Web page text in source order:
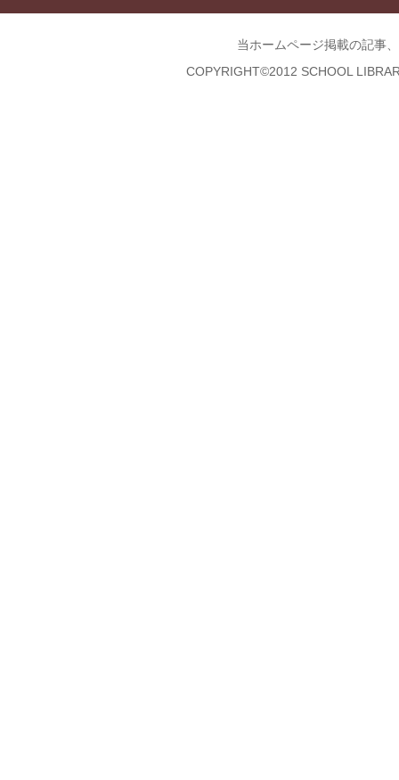
当ホームページ掲載の記事
COPYRIGHT©2012 SCHOOL